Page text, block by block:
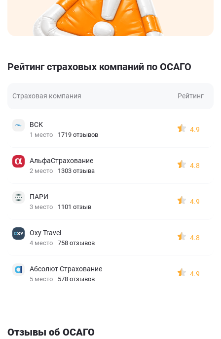
Рейтинг страховых компаний по ОСАГО
Страховая компания Рейтинг
ВСК
1 место 1719 отзывов
4.9
АльфаСтрахование
2 место 1303 отзыва
4.8
ПАРИ
3 место 1101 отзыв
4.9
Oxy Travel
4 место 758 отзывов
4.8
Абсолют Страхование
5 место 578 отзывов
4.9
Отзывы об ОСАГО